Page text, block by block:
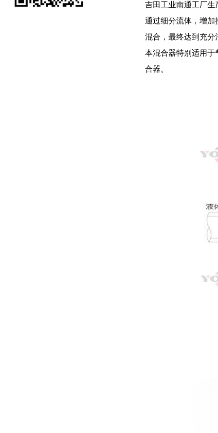
吉田工业南通工厂生
通过细分流体，增加
混合，最终达到充分
本混合器特别适用于
合器。